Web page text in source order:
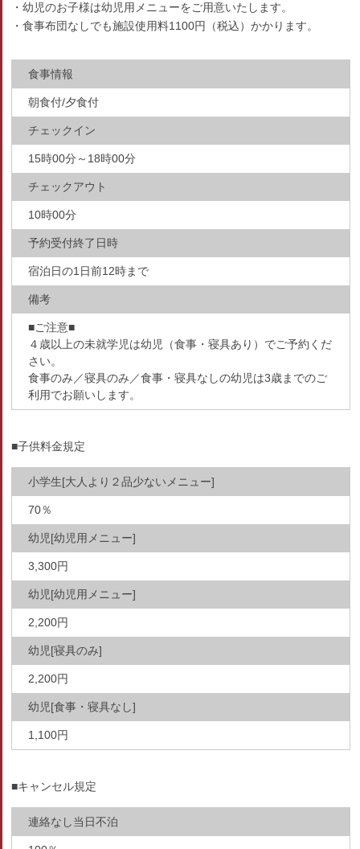
・幼児のお子様は幼児用メニューをご用意いたします。
・食事布団なしでも施設使用料1100円（税込）かかります。
食事情報
朝食付/夕食付
チェックイン
15時00分～18時00分
チェックアウト
10時00分
予約受付終了日時
宿泊日の1日前12時まで
備考
■ご注意■
４歳以上の未就学児は幼児（食事・寝具あり）でご予約くだ
さい。
食事のみ／寝具のみ／食事・寝具なしの幼児は3歳までのご
利用でお願いします。
■子供料金規定
小学生[大人より２品少ないメニュー]
70％
幼児[幼児用メニュー]
3,300円
幼児[幼児用メニュー]
2,200円
幼児[寝具のみ]
2,200円
幼児[食事・寝具なし]
1,100円
■キャンセル規定
連絡なし当日不泊